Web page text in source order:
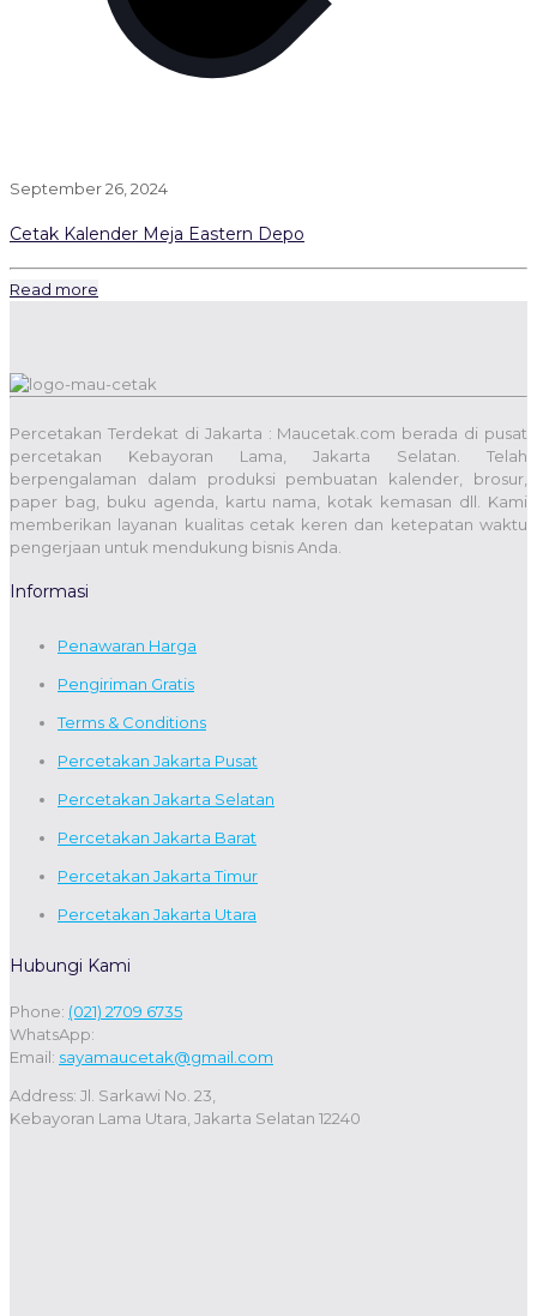
September 26, 2024
Cetak Kalender Meja Eastern Depo
Read more
Percetakan Terdekat di Jakarta : Maucetak.com berada di pusat
percetakan Kebayoran Lama, Jakarta Selatan. Telah
berpengalaman dalam produksi pembuatan kalender, brosur,
paper bag, buku agenda, kartu nama, kotak kemasan dll. Kami
memberikan layanan kualitas cetak keren dan ketepatan waktu
pengerjaan untuk mendukung bisnis Anda.
Informasi
Penawaran Harga
Pengiriman Gratis
Terms & Conditions
Percetakan Jakarta Pusat
Percetakan Jakarta Selatan
Percetakan Jakarta Barat
Percetakan Jakarta Timur
Percetakan Jakarta Utara
Hubungi Kami
Phone: (021) 2709 6735
WhatsApp:
Email: sayamaucetak@gmail.com
Address: Jl. Sarkawi No. 23,
Kebayoran Lama Utara, Jakarta Selatan 12240